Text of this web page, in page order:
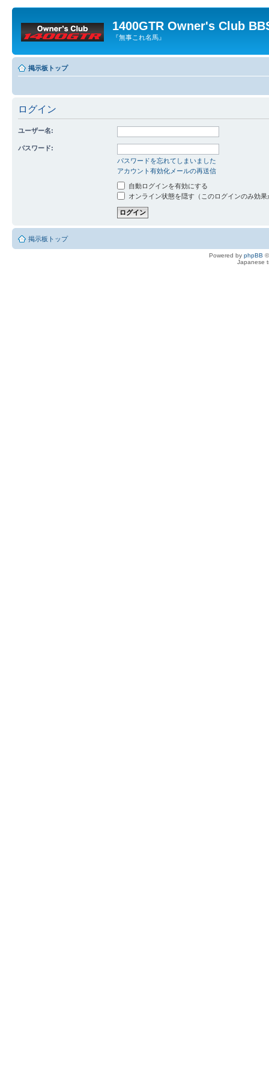
1400GTR Owner's Club
『無事これ名馬』
掲示板トップ
ログイン
ユーザー名:
パスワード:
パスワードを忘れてしまいました
アカウント有効化メールの再送信
自動ログインを有効にする
オンライン状態を隠す（このログインのみ効
掲示板トップ
Powered by phpBB
Japanese